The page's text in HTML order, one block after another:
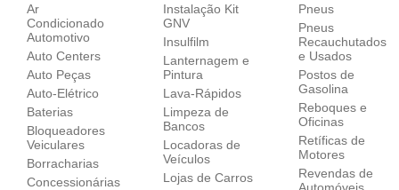
Ar
Condicionado
Automotivo
Auto Centers
Auto Peças
Auto-Elétrico
Baterias
Bloqueadores
Veiculares
Borracharias
Concessionárias
Instalação Kit
GNV
Insulfilm
Lanternagem e
Pintura
Lava-Rápidos
Limpeza de
Bancos
Locadoras de
Veículos
Lojas de Carros
Pneus
Pneus
Recauchutados
e Usados
Postos de
Gasolina
Reboques e
Oficinas
Retíficas de
Motores
Revendas de